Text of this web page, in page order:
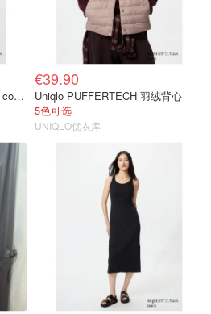
Uniqlo UNIQLO Doudoune fine compacte 女士羽绒服
€39.90
Uniqlo PUFFERTECH 羽绒背心
5色可选
UNIQLO优衣库